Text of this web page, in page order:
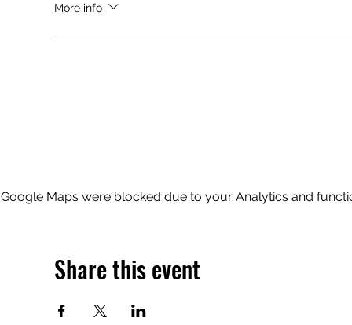
More info
Google Maps were blocked due to your Analytics and
Share this event